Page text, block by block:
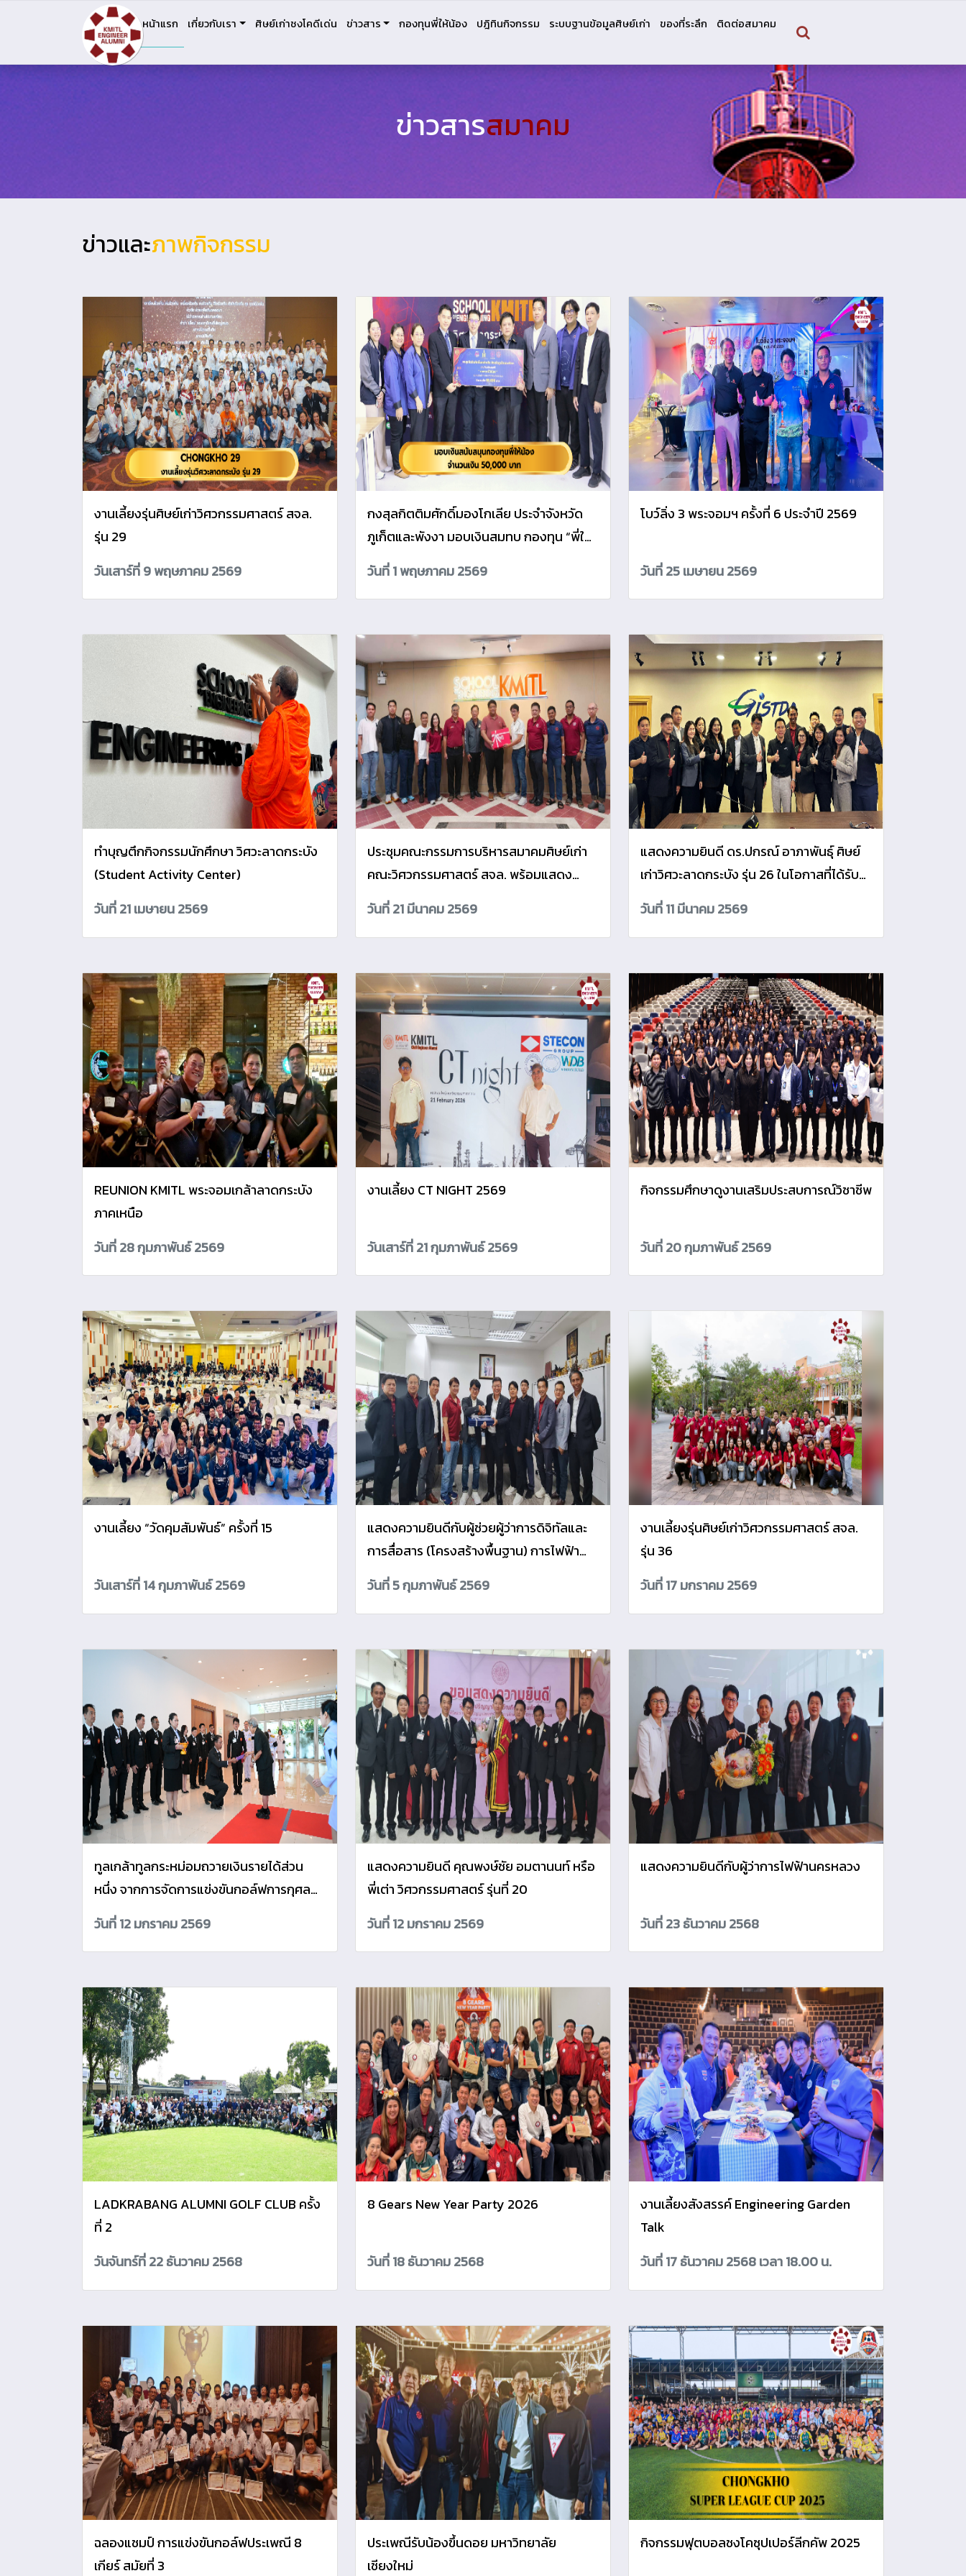
หน้าแรก เกี่ยวกับเรา ศิษย์เก่าชงโคดีเด่น ข่าวสาร กองทุนพี่ให้น้อง ปฎิทินกิจกรรม ระบบฐานข้อมูลศิษย์เก่า ของที่ระลึก ติดต่อสมาคม
ข่าวสารสมาคม
ข่าวและภาพกิจกรรม
งานเลี้ยงรุ่นศิษย์เก่าวิศวกรรมศาสตร์ สจล.
รุ่น 29
วันเสาร์ที่ 9 พฤษภาคม 2569
กงสุลกิตติมศักดิ์มองโกเลีย ประจำจังหวัด
ภูเก็ตและพังงา มอบเงินสมทบ กองทุน “พี่ให้
น้อง”
วันที่ 1 พฤษภาคม 2569
โบว์ลิ่ง 3 พระจอมฯ ครั้งที่ 6 ประจำปี 2569
วันที่ 25 เมษายน 2569
ทำบุญตึกกิจกรรมนักศึกษา วิศวะลาดกระบัง
(Student Activity Center)
วันที่ 21 เมษายน 2569
ประชุมคณะกรรมการบริหารสมาคมศิษย์เก่า
คณะวิศวกรรมศาสตร์ สจล. พร้อมแสดง
ความยินดีศิษย์เก่าได้รับตำแหน่งใหม่
วันที่ 21 มีนาคม 2569
แสดงความยินดี ดร.ปกรณ์ อาภาพันธุ์ ศิษย์
เก่าวิศวะลาดกระบัง รุ่น 26 ในโอกาสที่ได้รับ
ตำแหน่งประธานคณะกรรมการวิทยาศาสตร์
(STSC)
วันที่ 11 มีนาคม 2569
REUNION KMITL พระจอมเกล้าลาดกระบัง
ภาคเหนือ
วันที่ 28 กุมภาพันธ์ 2569
งานเลี้ยง CT NIGHT 2569
วันเสาร์ที่ 21 กุมภาพันธ์ 2569
กิจกรรมศึกษาดูงานเสริมประสบการณ์วิชาชีพ
วันที่ 20 กุมภาพันธ์ 2569
งานเลี้ยง “วัดคุมสัมพันธ์” ครั้งที่ 15
วันเสาร์ที่ 14 กุมภาพันธ์ 2569
แสดงความยินดีกับผู้ช่วยผู้ว่าการดิจิทัลและ
การสื่อสาร (โครงสร้างพื้นฐาน) การไฟฟ้า
ส่วนภูมิภาค
วันที่ 5 กุมภาพันธ์ 2569
งานเลี้ยงรุ่นศิษย์เก่าวิศวกรรมศาสตร์ สจล.
รุ่น 36
วันที่ 17 มกราคม 2569
ทูลเกล้าทูลกระหม่อมถวายเงินรายได้ส่วน
หนึ่ง จากการจัดการแข่งขันกอล์ฟการกุศล
ประจำปี 2568 โดยเสด็จพระราชกุศลตามพระ
ราชอัธยาศัย
วันที่ 12 มกราคม 2569
แสดงความยินดี คุณพงษ์ชัย อมตานนท์ หรือ
พี่เต่า วิศวกรรมศาสตร์ รุ่นที่ 20
วันที่ 12 มกราคม 2569
แสดงความยินดีกับผู้ว่าการไฟฟ้านครหลวง
วันที่ 23 ธันวาคม 2568
LADKRABANG ALUMNI GOLF CLUB ครั้ง
ที่ 2
วันจันทร์ที่ 22 ธันวาคม 2568
8 Gears New Year Party 2026
วันที่ 18 ธันวาคม 2568
งานเลี้ยงสังสรรค์ Engineering Garden
Talk
วันที่ 17 ธันวาคม 2568 เวลา 18.00 น.
ฉลองแชมป์ การแข่งขันกอล์ฟประเพณี 8
เกียร์ สมัยที่ 3
ประเพณีรับน้องขึ้นดอย มหาวิทยาลัย
เชียงใหม่
กิจกรรมฟุตบอลชงโคซุปเปอร์ลีกคัพ 2025